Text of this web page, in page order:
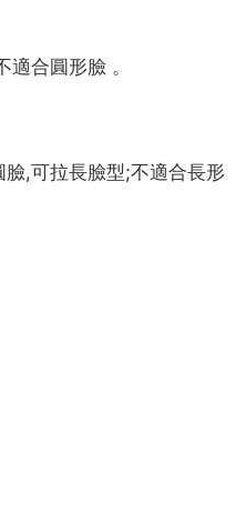
合圓形臉 。
,可拉長臉型;不適合長形